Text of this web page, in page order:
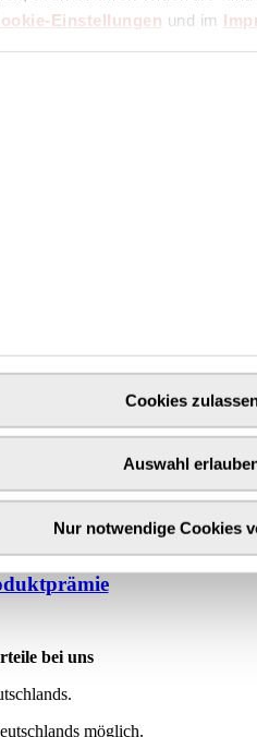
Einstellungen und im
Cookies
Auswahl
Nur notwendige Cookies
hier
bei uns
möglich.